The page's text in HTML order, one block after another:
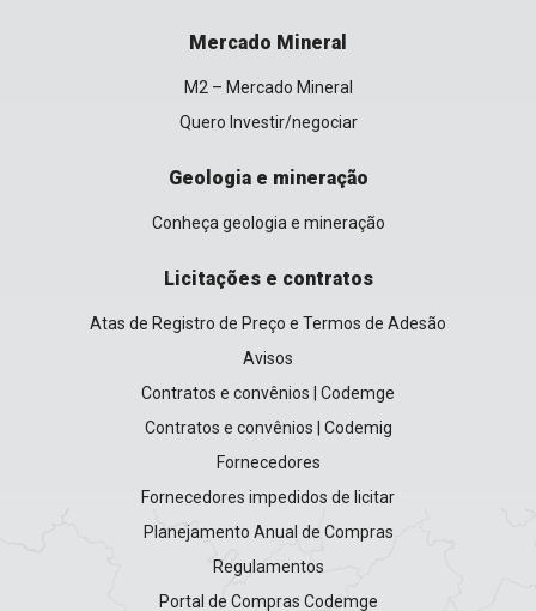
Mercado Mineral
M2 – Mercado Mineral
Quero Investir/negociar
Geologia e mineração
Conheça geologia e mineração
Licitações e contratos
Atas de Registro de Preço e Termos de Adesão
Avisos
Contratos e convênios | Codemge
Contratos e convênios | Codemig
Fornecedores
Fornecedores impedidos de licitar
Planejamento Anual de Compras
Regulamentos
Portal de Compras Codemge